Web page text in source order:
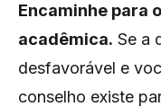
Encaminhe para
acadêmica. Se a
desfavorável e
conselho existe